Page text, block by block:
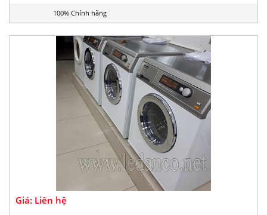
100% Chính hãng
Giá: Liên hệ